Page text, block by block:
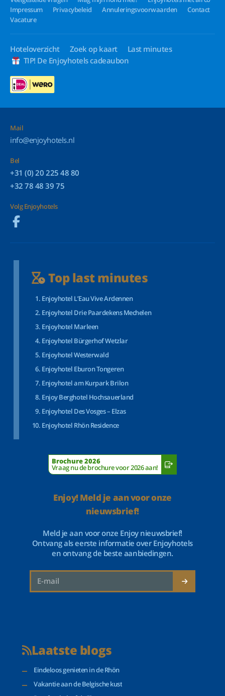
Impressum
Privacybeleid Annuleringsvoorwaarden
Contact
Vacature
Hoteloverzicht Zoek op kaart
Last minutes
TIP! De Enjoyhotels cadeaubon
Mail
info@enjoyhotels.nl
Bel
+31 (0) 20 225 48 80
+32 78 48 39 75
Volg Enjoyhotels
Top last minutes
Enjoyhotel L’Eau Vive Ardennen
Enjoyhotel Drie Paardekens Mechelen
Enjoyhotel Marleen
Enjoyhotel Bürgerhof Wetzlar
Enjoyhotel Westerwald
Enjoyhotel Eburon Tongeren
Enjoyhotel am Kurpark Brilon
Enjoy Berghotel Hochsauerland
Enjoyhotel Des Vosges – Elzas
Enjoyhotel Rhön Residence
Brochure 2026
Vraag nu de brochure voor 2026 aan!
Enjoy! Meld je aan voor onze
nieuwsbrief!
Meld je aan voor onze Enjoy nieuwsbrief!
Ontvang als eerste informatie over Enjoyhotels
en ontvang de beste aanbiedingen.
Laatste blogs
Eindeloos genieten in de Rhön
Vakantie aan de Belgische kust